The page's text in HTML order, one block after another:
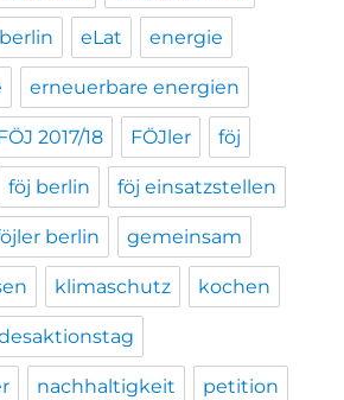
eLat energie
erneuerbare energien
2017/18 FÖJler föj
föj berlin föj einsatzstellen
berlin gemeinsam
klimaschutz kochen
nachhaltigkeit petition